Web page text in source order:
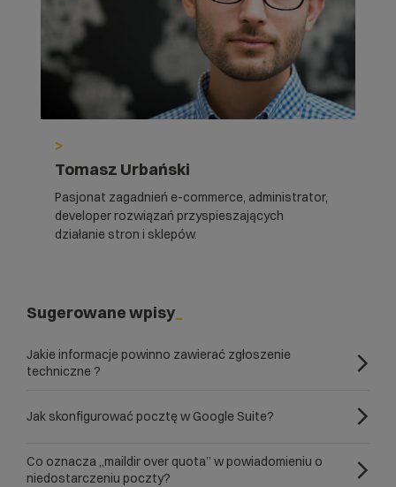
>
Tomasz Urbański
Pasjonat zagadnień e-commerce, administrator,
developer rozwiązań przyspieszających
działanie stron i sklepów.
Sugerowane wpisy
Jakie informacje powinno zawierać zgłoszenie
techniczne ?
Jak skonfigurować pocztę w Google Suite?
Co oznacza „maildir over quota” w powiadomieniu o
niedostarczeniu poczty?